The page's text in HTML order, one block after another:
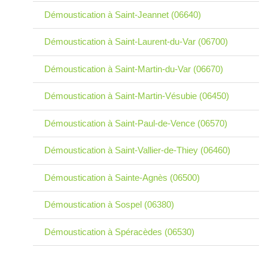
Démoustication à Saint-Jeannet (06640)
Démoustication à Saint-Laurent-du-Var (06700)
Démoustication à Saint-Martin-du-Var (06670)
Démoustication à Saint-Martin-Vésubie (06450)
Démoustication à Saint-Paul-de-Vence (06570)
Démoustication à Saint-Vallier-de-Thiey (06460)
Démoustication à Sainte-Agnès (06500)
Démoustication à Sospel (06380)
Démoustication à Spéracèdes (06530)